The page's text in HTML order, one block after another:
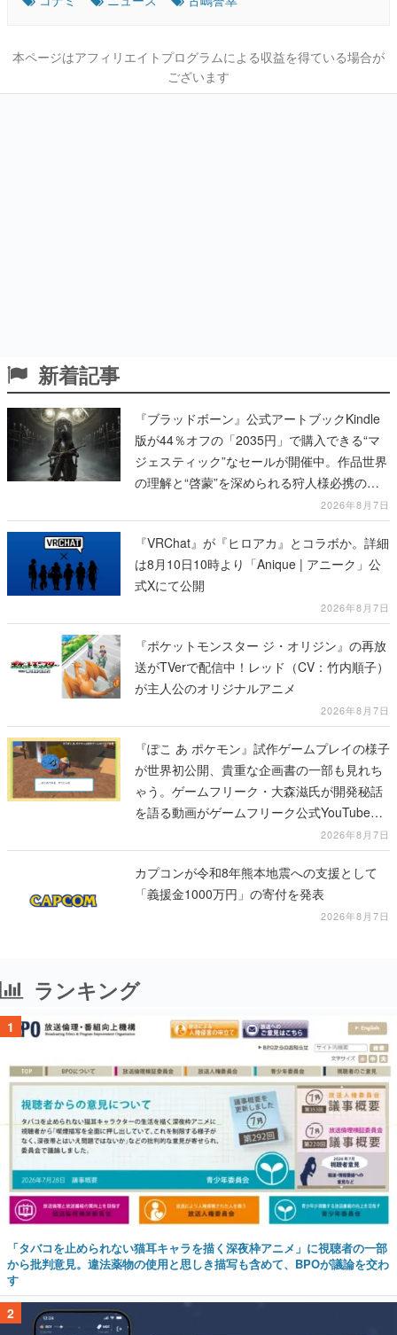
本ページはアフィリエイトプログラムによる収益を得ている場合が
ございます
新着記事
『ブラッドボーン』公式アートブックKindle
版が44％オフの「2035円」で購入できる“マ
ジェスティック”なセールが開催中。作品世界
の理解と“啓蒙”を深められる狩人様必携の一
2026年8月7日
『VRChat』が『ヒロアカ』とコラボか。詳細
は8月10日10時より「Anique | アニーク」公
式Xにて公開
2026年8月7日
『ポケットモンスター ジ・オリジン』の再放
送がTVerで配信中！レッド（CV：竹内順子）
が主人公のオリジナルアニメ
2026年8月7日
『ぽこ あ ポケモン』試作ゲームプレイの様子
が世界初公開、貴重な企画書の一部も見れち
ゃう。ゲームフリーク・大森滋氏が開発秘話
を語る動画がゲームフリーク公式YouTubeで
2026年8月7日
カプコンが令和8年熊本地震への支援として
「義援金1000万円」の寄付を発表
2026年8月7日
ランキング
1
「タバコを止められない猫耳キャラを描く深夜枠アニメ」に視聴者の一部
から批判意見。違法薬物の使用と思しき描写も含めて、BPOが議論を交わ
す
2